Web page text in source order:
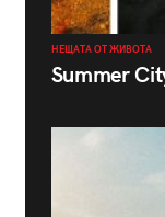
НЕЩАТА ОТ ЖИВОТА
Summer